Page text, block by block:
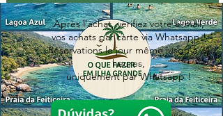
Après l'achat, vérifiez votre e-mail,
vos achats par carte via Whatsapp !
Réservations le jour même jusqu'à 24
heures,
uniquement par Whatsapp !